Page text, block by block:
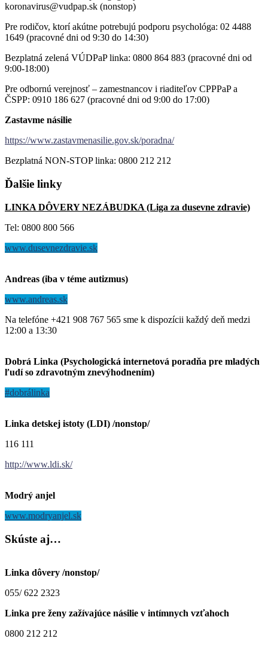
koronavirus@vudpap.sk (nonstop)
Pre rodičov, ktorí akútne potrebujú podporu psychológa: 02 4488
1649 (pracovné dni od 9:30 do 14:30)
Bezplatná zelená VÚDPaP linka: 0800 864 883 (pracovné dni od
9:00-18:00)
Pre odbornú verejnosť – zamestnancov i riaditeľov CPPPaP a
ČSPP: 0910 186 627 (pracovné dni od 9:00 do 17:00)
Zastavme násilie
https://www.zastavmenasilie.gov.sk/poradna/
Bezplatná NON-STOP linka: 0800 212 212
Ďalšie linky
LINKA DÔVERY NEZÁBUDKA (Liga za dusevne zdravie)
Tel: 0800 800 566
www.dusevnezdravie.sk
Andreas (iba v téme autizmus)
www.andreas.sk
Na telefóne +421 908 767 565 sme k dispozícii každý deň medzi
12:00 a 13:30
Dobrá Linka (Psychologická internetová poradňa pre mladých
ľudí so zdravotným znevýhodnením)
#dobrálinka
Linka detskej istoty (LDI) /nonstop/
116 111
http://www.ldi.sk/
Modrý anjel
www.modryanjel.sk
Skúste aj…
Linka dôvery /nonstop/
055/ 622 2323
Linka pre ženy zažívajúce násilie v intímnych vzťahoch
0800 212 212